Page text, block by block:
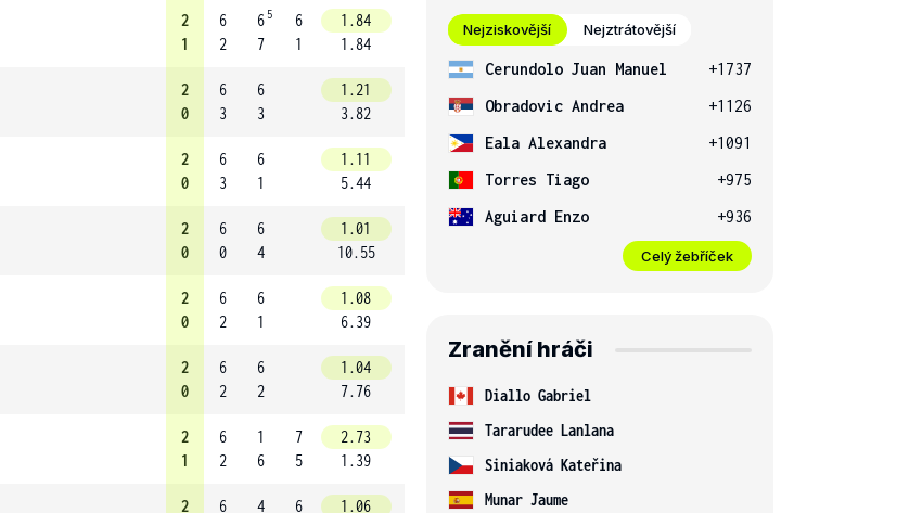
2
1
6
2
6 5
7
6
1
1.84
1.84
2
0
6
3
6
3
1.21
3.82
2
0
6
3
6
1
1.11
5.44
2
0
6
0
6
4
1.01
10.55
2
0
6
2
6
1
1.08
6.39
2
0
6
2
6
2
1.04
7.76
2
1
6
2
1
6
7
5
2.73
1.39
2 6 4 6 1.06
Nejziskovější Nejztrátovější
Cerundolo Juan Manuel
+1737
Obradovic Andrea
+1126
Eala Alexandra
+1091
Torres Tiago
+975
Aguiard Enzo
+936
Celý žebříček
Zranění hráči
Diallo Gabriel
Tararudee Lanlana
Siniaková Kateřina
Munar Jaume